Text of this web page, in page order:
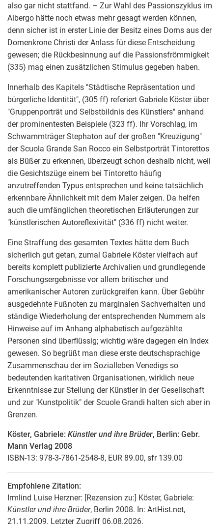
also gar nicht stattfand. – Zur Wahl des Passionszyklus im
Albergo hätte noch etwas mehr gesagt werden können,
denn sicher ist in erster Linie der Besitz eines Dorns aus der
Dornenkrone Christi der Anlass für diese Entscheidung
gewesen; die Rückbesinnung auf die Passionsfrömmigkeit
(335) mag einen zusätzlichen Stimulus gegeben haben.
Innerhalb des Kapitels "Städtische Repräsentation und
bürgerliche Identität", (305 ff) referiert Gabriele Köster über
"Gruppenporträt und Selbstbildnis des Künstlers" anhand
der prominentesten Beispiele (323 ff). Ihr Vorschlag, im
Schwammträger Stephaton auf der großen "Kreuzigung"
der Scuola Grande San Rocco ein Selbstporträt Tintorettos
als Büßer zu erkennen, überzeugt schon deshalb nicht, weil
die Gesichtszüge einem bei Tintoretto häufig
anzutreffenden Typus entsprechen und keine tatsächlich
erkennbare Ähnlichkeit mit dem Maler zeigen. Da helfen
auch die umfänglichen theoretischen Erläuterungen zur
"künstlerischen Autoreflexivität" (336 ff) nicht weiter.
Eine Straffung des gesamten Textes hätte dem Buch
sicherlich gut getan, zumal Gabriele Köster vielfach auf
bereits komplett publizierte Archivalien und grundlegende
Forschungsergebnisse vor allem britischer und
amerikanischer Autoren zurückgreifen kann. Über Gebühr
ausgedehnte Fußnoten zu marginalen Sachverhalten und
ständige Wiederholung der entsprechenden Nummern als
Hinweise auf im Anhang alphabetisch aufgezählte
Personen sind überflüssig; wichtig wäre dagegen ein Index
gewesen. So begrüßt man diese erste deutschsprachige
Zusammenschau der im Sozialleben Venedigs so
bedeutenden karitativen Organisationen, wirklich neue
Erkenntnisse zur Stellung der Künstler in der Gesellschaft
und zur "Kunstpolitik" der Scuole Grandi halten sich aber in
Grenzen.
Köster, Gabriele: Künstler und ihre Brüder, Berlin: Gebr.
Mann Verlag 2008
ISBN-13: 978-3-7861-2548-8, EUR 89.00, sfr 139.00
Empfohlene Zitation:
Irmlind Luise Herzner: [Rezension zu:] Köster, Gabriele:
Künstler und ihre Brüder, Berlin 2008. In: ArtHist.net,
21.11.2009. Letzter Zugriff 06.08.2026.